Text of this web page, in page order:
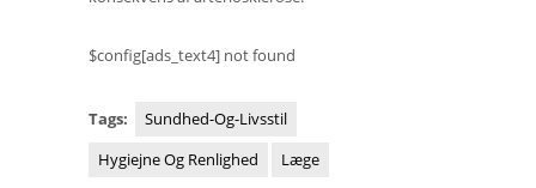
$config[ads_text4] not found
Tags:
Sundhed-Og-Livsstil
Hygiejne Og Renlighed
Læge